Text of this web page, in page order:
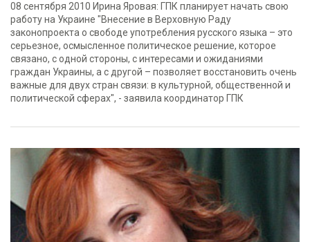
08 сентября 2010 Ирина Яровая: ГПК планирует начать свою
работу на Украине "Внесение в Верховную Раду
законопроекта о свободе употребления русского языка – это
серьезное, осмысленное политическое решение, которое
связано, с одной стороны, с интересами и ожиданиями
граждан Украины, а с другой – позволяет восстановить очень
важные для двух стран связи: в культурной, общественной и
политической сферах", - заявила координатор ГПК